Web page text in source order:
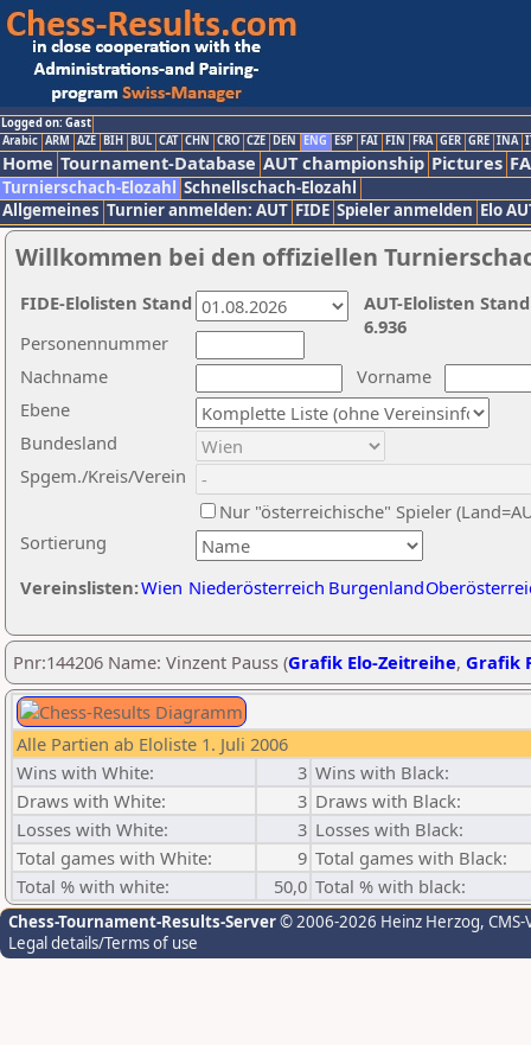
Logged on: Gast
Arabic ARM AZE BIH BUL CAT CHN CRO CZE DEN ENG ESP FAI FIN FRA GER GRE INA
Home Tournament-Database AUT championship Pictures
Turnierschach-Elozahl Schnellschach-Elozahl
Allgemeines Turnier anmelden: AUT FIDE Spieler anmelden Elo
Willkommen bei den offiziellen
Nachname
Vorname
Ebene
Sortierung
Personennummer
Bundesland
Spgem./Kreis/Verein
Nur "österreichische" Spieler
Vereinslisten:Wien Niederösterreich Burgenland
AUT-Elolisten
6.936
FIDE-Elolisten Stand
Pnr:144206 Name: Vinzent Pauss (Grafik Elo-Zeitreihe, Grafik
Alle Partien ab Eloliste 1. Juli 2006
Wins with White:
3 Wins with Black:
Draws with White:
3 Draws with Black:
Losses with White:
3 Losses with Black:
Total games with White:
9 Total games with Black:
Total % with white:
50,0 Total % with black:
Chess-Tournament-Results-Server© 2006-2026 Heinz Herzog,
Legal details/Terms of use